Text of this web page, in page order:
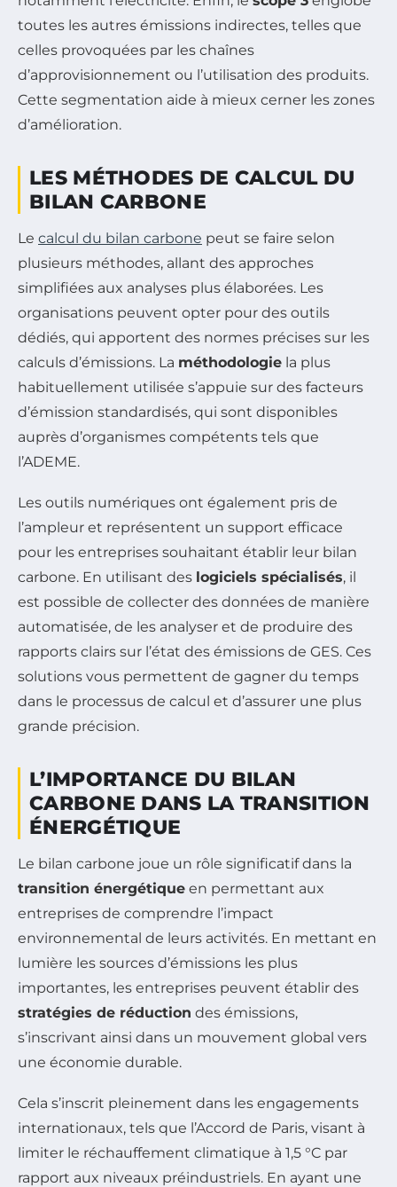
toutes les autres émissions indirectes, telles que
celles provoquées par les chaînes
d’approvisionnement ou l’utilisation des produits.
Cette segmentation aide à mieux cerner les zones
d’amélioration.
LES MÉTHODES DE CALCUL DU
BILAN CARBONE
Le calcul du bilan carbone peut se faire selon
plusieurs méthodes, allant des approches
simplifiées aux analyses plus élaborées. Les
organisations peuvent opter pour des outils
dédiés, qui apportent des normes précises sur les
calculs d’émissions. La méthodologie la plus
habituellement utilisée s’appuie sur des facteurs
d’émission standardisés, qui sont disponibles
auprès d’organismes compétents tels que
l’ADEME.
Les outils numériques ont également pris de
l’ampleur et représentent un support efficace
pour les entreprises souhaitant établir leur bilan
carbone. En utilisant des logiciels spécialisés, il
est possible de collecter des données de manière
automatisée, de les analyser et de produire des
rapports clairs sur l’état des émissions de GES. Ces
solutions vous permettent de gagner du temps
dans le processus de calcul et d’assurer une plus
grande précision.
L’IMPORTANCE DU BILAN
CARBONE DANS LA TRANSITION
ÉNERGÉTIQUE
Le bilan carbone joue un rôle significatif dans la
transition énergétique en permettant aux
entreprises de comprendre l’impact
environnemental de leurs activités. En mettant en
lumière les sources d’émissions les plus
importantes, les entreprises peuvent établir des
stratégies de réduction des émissions,
s’inscrivant ainsi dans un mouvement global vers
une économie durable.
Cela s’inscrit pleinement dans les engagements
internationaux, tels que l’Accord de Paris, visant à
limiter le réchauffement climatique à 1,5 °C par
rapport aux niveaux préindustriels. En ayant une